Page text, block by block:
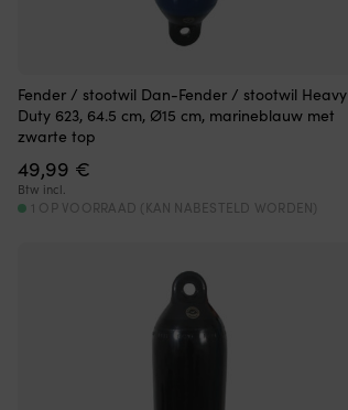
Fender / stootwil Dan-Fender / stootwil Heavy
Duty 623, 64.5 cm, Ø15 cm, marineblauw met
zwarte top
49,99 €
Btw incl.
1 OP VOORRAAD (KAN NABESTELD WORDEN)